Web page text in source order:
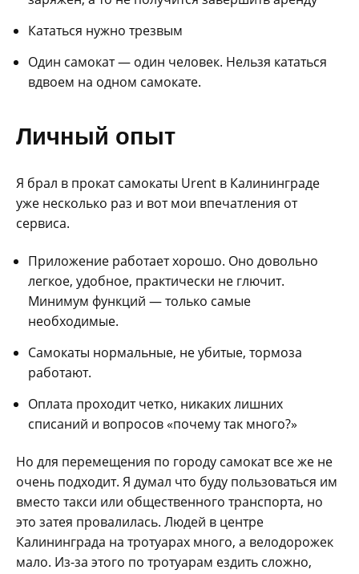
Кататься нужно трезвым
Один самокат — один человек. Нельзя кататься
вдвоем на одном самокате.
Личный опыт
Я брал в прокат самокаты Urent в Калининграде
уже несколько раз и вот мои впечатления от
сервиса.
Приложение работает хорошо. Оно довольно
легкое, удобное, практически не глючит.
Минимум функций — только самые
необходимые.
Самокаты нормальные, не убитые, тормоза
работают.
Оплата проходит четко, никаких лишних
списаний и вопросов «почему так много?»
Но для перемещения по городу самокат все же не
очень подходит. Я думал что буду пользоваться им
вместо такси или общественного транспорта, но
это затея провалилась. Людей в центре
Калининграда на тротуарах много, а велодорожек
мало. Из-за этого по тротуарам ездить сложно,